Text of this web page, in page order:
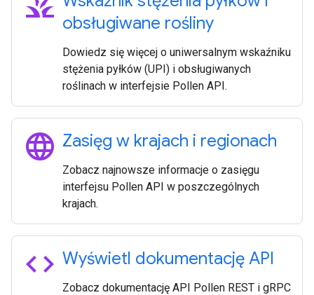
obsługiwane rośliny
Dowiedz się więcej o uniwersalnym wskaźniku
stężenia pyłków (UPI) i obsługiwanych
roślinach w interfejsie Pollen API.
language Zasięg w krajach i regionach
Zobacz najnowsze informacje o zasięgu
interfejsu Pollen API w poszczególnych
krajach.
code Wyświetl dokumentację API
Zobacz dokumentację API Pollen REST i gRPC